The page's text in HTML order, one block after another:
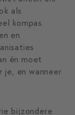
als
kompas.
en
én moet
je, en wanneer
bijzondere